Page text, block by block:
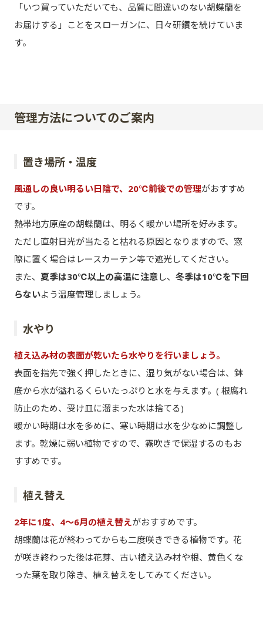
「いつ買っていただいても、品質に間違いのない胡蝶蘭を
お届けする」ことをスローガンに、日々研鑽を続けていま
す。
管理方法についてのご案内
置き場所・温度
風通しの良い明るい日陰で、20℃前後での管理がおすすめ
です。
熱帯地方原産の胡蝶蘭は、明るく暖かい場所を好みます。
ただし直射日光が当たると枯れる原因となりますので、窓
際に置く場合はレースカーテン等で遮光してください。
また、 夏季は30℃以上の高温に注意し、 冬季は10℃を下回
らないよう温度管理しましょう。
水やり
植え込み材の表面が乾いたら水やりを行いましょう。
表面を指先で強く押したときに、湿り気がない場合は、鉢
底から水が溢れるくらいたっぷりと水を与えます。( 根腐れ
防止のため、受け皿に溜まった水は捨てる)
暖かい時期は水を多めに、寒い時期は水を少なめに調整し
ます。乾燥に弱い植物ですので、霧吹きで保湿するのもお
すすめです。
植え替え
2年に1度、4～6月の植え替えがおすすめです。
胡蝶蘭は花が終わってからも二度咲きできる植物です。花
が咲き終わった後は花芽、古い植え込み材や根、黄色くな
った葉を取り除き、植え替えをしてみてください。